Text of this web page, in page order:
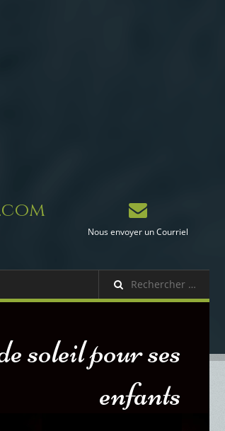
Nous envoyer un Courriel
soleil pour ses
enfants